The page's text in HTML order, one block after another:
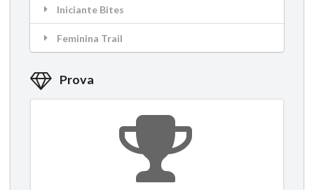
Iniciante Bites
Feminina Trail
Prova